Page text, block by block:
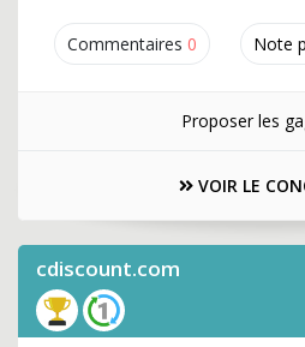
Commentaires 0 Note
Proposer les
VOIR LE
cdiscount.com